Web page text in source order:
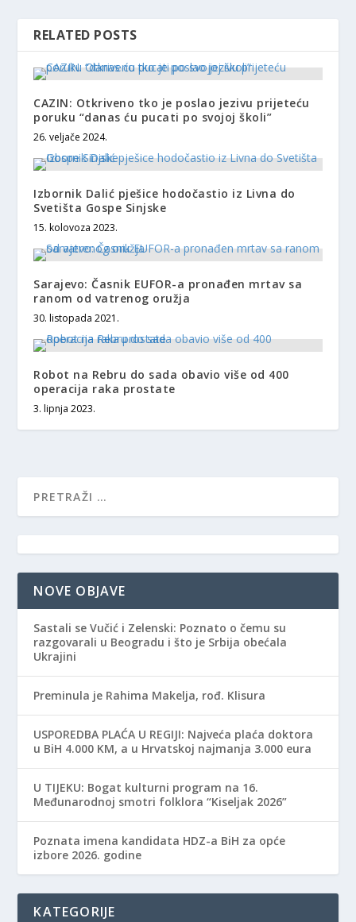
RELATED POSTS
CAZIN: Otkriveno tko je poslao jezivu prijeteću
poruku “danas ću pucati po svojoj školi”
26. veljače 2024.
Izbornik Dalić pješice hodočastio iz Livna do
Svetišta Gospe Sinjske
15. kolovoza 2023.
Sarajevo: Časnik EUFOR-a pronađen mrtav sa
ranom od vatrenog oružja
30. listopada 2021.
Robot na Rebru do sada obavio više od 400
operacija raka prostate
3. lipnja 2023.
NOVE OBJAVE
Sastali se Vučić i Zelenski: Poznato o čemu su
razgovarali u Beogradu i što je Srbija obećala
Ukrajini
Preminula je Rahima Makelja, rođ. Klisura
USPOREDBA PLAĆA U REGIJI: Najveća plaća doktora
u BiH 4.000 KM, a u Hrvatskoj najmanja 3.000 eura
​U TIJEKU: Bogat kulturni program na 16.
Međunarodnoj smotri folklora “Kiseljak 2026”
Poznata imena kandidata HDZ-a BiH za opće
izbore 2026. godine
KATEGORIJE